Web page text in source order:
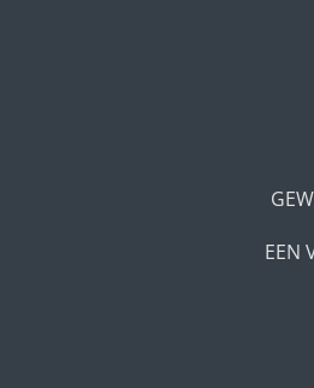
EEN